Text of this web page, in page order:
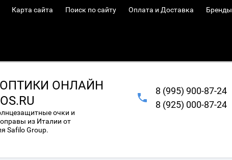
Карта сайта Поиск по сайту Оплата и Доставка Бренды
ОНЛАЙН
очки и
из Италии от
Safilo Group.
8 (995) 900-87-24
8 (925) 000-87-24